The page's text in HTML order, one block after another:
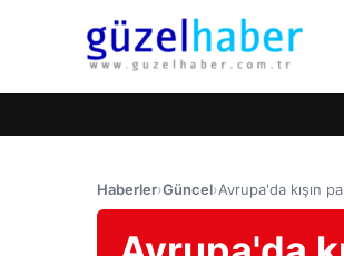
Haberler›Güncel›Avrupa'da kışın